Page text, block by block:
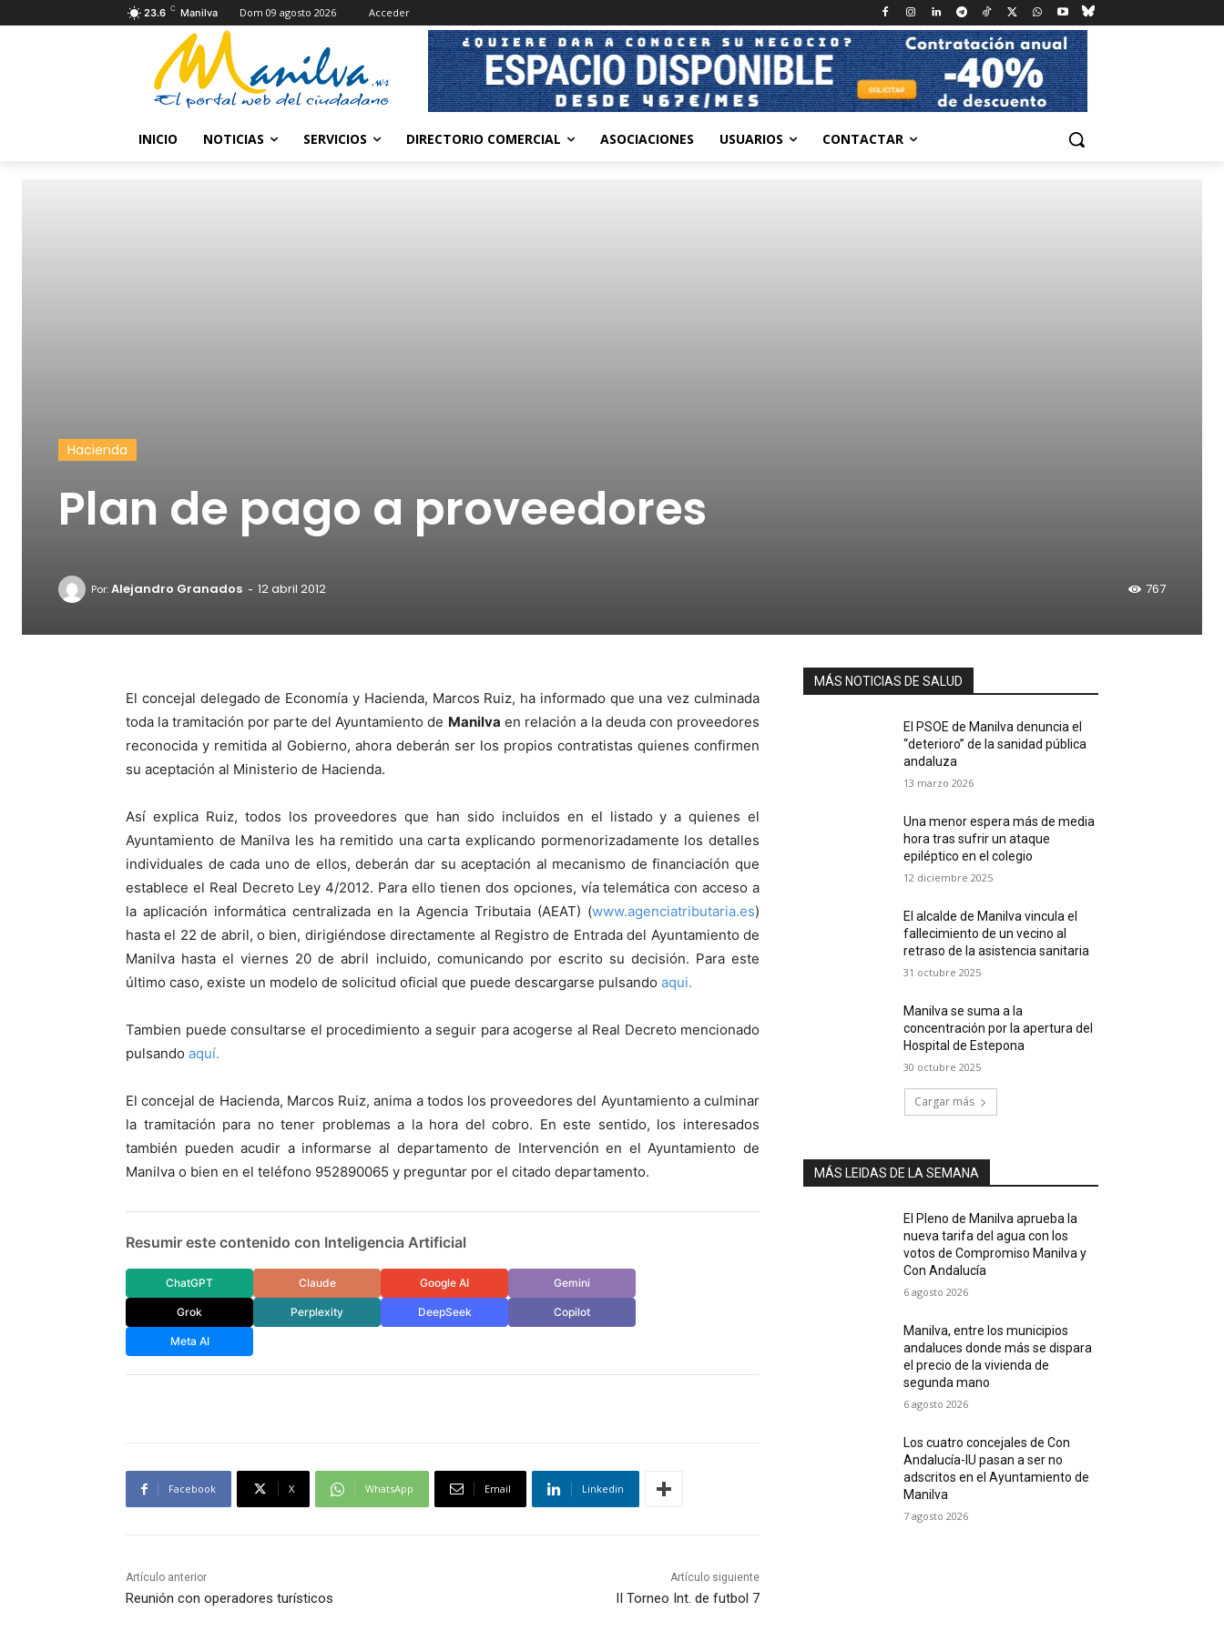
23.6 C Manilva Dom 09 agosto 2026 Acceder
INICIO NOTICIAS SERVICIOS DIRECTORIO COMERCIAL ASOCIACIONES USUARIOS CONTACTAR
Hacienda
Plan de pago a proveedores
Por:Alejandro Granados - 12 abril 2012 767
El concejal delegado de Economía y Hacienda, Marcos Ruiz, ha informado que una vez culminada
toda la tramitación por parte del Ayuntamiento de Manilva en relación a la deuda con proveedores
reconocida y remitida al Gobierno, ahora deberán ser los propios contratistas quienes confirmen
su aceptación al Ministerio de Hacienda.
Así explica Ruiz, todos los proveedores que han sido incluidos en el listado y a quienes el
Ayuntamiento de Manilva les ha remitido una carta explicando pormenorizadamente los detalles
individuales de cada uno de ellos, deberán dar su aceptación al mecanismo de financiación que
establece el Real Decreto Ley 4/2012. Para ello tienen dos opciones, vía telemática con acceso a
la aplicación informática centralizada en la Agencia Tributaia (AEAT) (www.agenciatributaria.es)
hasta el 22 de abril, o bien, dirigiéndose directamente al Registro de Entrada del Ayuntamiento de
Manilva hasta el viernes 20 de abril incluido, comunicando por escrito su decisión. Para este
último caso, existe un modelo de solicitud oficial que puede descargarse pulsando aqui.
Tambien puede consultarse el procedimiento a seguir para acogerse al Real Decreto mencionado
pulsando aquí.
El concejal de Hacienda, Marcos Ruiz, anima a todos los proveedores del Ayuntamiento a culminar
la tramitación para no tener problemas a la hora del cobro. En este sentido, los interesados
también pueden acudir a informarse al departamento de Intervención en el Ayuntamiento de
Manilva o bien en el teléfono 952890065 y preguntar por el citado departamento.
Resumir este contenido con Inteligencia Artificial
ChatGPT Claude Google AI Gemini
Grok Perplexity DeepSeek Copilot
Meta AI
Facebook X WhatsApp Email Linkedin
Artículo anterior
Reunión con operadores turísticos
Artículo siguiente
II Torneo Int. de futbol 7
MÁS NOTICIAS DE SALUD
El PSOE de Manilva denuncia el
“deterioro” de la sanidad pública
andaluza
13 marzo 2026
Una menor espera más de media
hora tras sufrir un ataque
epiléptico en el colegio
12 diciembre 2025
El alcalde de Manilva vincula el
fallecimiento de un vecino al
retraso de la asistencia sanitaria
31 octubre 2025
Manilva se suma a la
concentración por la apertura del
Hospital de Estepona
30 octubre 2025
Cargar más
MÁS LEIDAS DE LA SEMANA
El Pleno de Manilva aprueba la
nueva tarifa del agua con los
votos de Compromiso Manilva y
Con Andalucía
6 agosto 2026
Manilva, entre los municipios
andaluces donde más se dispara
el precio de la vivienda de
segunda mano
6 agosto 2026
Los cuatro concejales de Con
Andalucía-IU pasan a ser no
adscritos en el Ayuntamiento de
Manilva
7 agosto 2026